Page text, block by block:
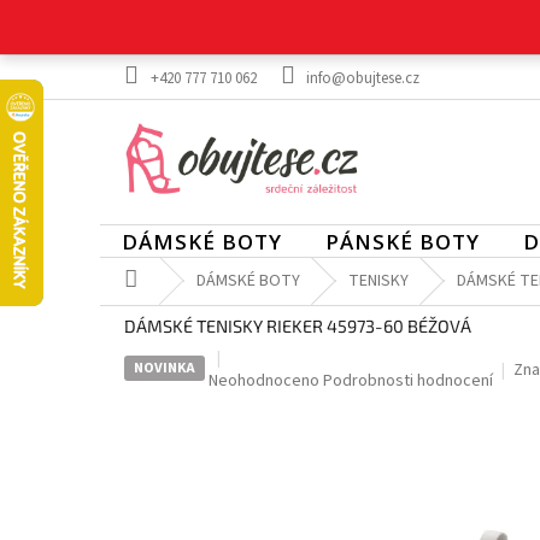
obsah
+420 777 710 062 info@obujtese.cz
DÁMSKÉ BOTY PÁNSKÉ BOTY
Domů DÁMSKÉ BOTY TENISKY DÁMSKÉ
DÁMSKÉ TENISKY RIEKER 45973-60 BÉŽOVÁ
NOVINKA
Průměrné
Neohodnoceno Podrobnosti hodnocení